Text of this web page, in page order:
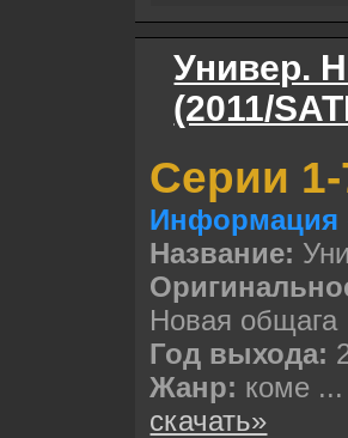
Универ.
(2011/
Серии
Информация
Название:
Новая общага
Год выхода:
Жанр: коме
скачать»